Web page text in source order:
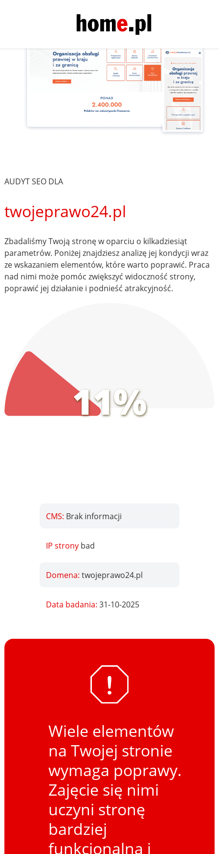
AUDYT SEO DLA
twojeprawo24.pl
Zbadaliśmy Twoją stronę w oparciu o kilkadziesiąt
parametrów. Poniżej znajdziesz analizę jej kondycji wraz
ze wskazaniem elementów, które warto poprawić. Praca
nad nimi może pomóc zwiększyć widoczność strony,
poprawić jej działanie i podnieść atrakcyjność.
11%
CMS: Brak informacji
IP strony bad
Domena:twojeprawo24.pl
Data badania:31-10-2025
Wiele elementów
na Twojej stronie
wymaga poprawy.
Zajęcie się nimi
uczyni stronę
bardziej
funkcjonalną i